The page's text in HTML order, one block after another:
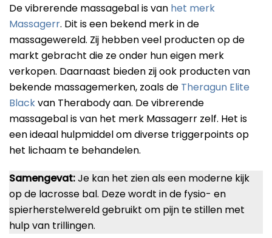
De vibrerende massagebal is van het merk
Massagerr. Dit is een bekend merk in de
massagewereld. Zij hebben veel producten op de
markt gebracht die ze onder hun eigen merk
verkopen. Daarnaast bieden zij ook producten van
bekende massagemerken, zoals de Theragun Elite
Blackvan Therabody aan. De vibrerende
massagebal is van het merk Massagerr zelf. Het is
een ideaal hulpmiddel om diverse triggerpoints op
het lichaam te behandelen.
Samengevat:Je kan het zien als een moderne kijk
op de lacrosse bal. Deze wordt in de fysio- en
spierherstelwereld gebruikt om pijn te stillen met
hulp van trillingen.